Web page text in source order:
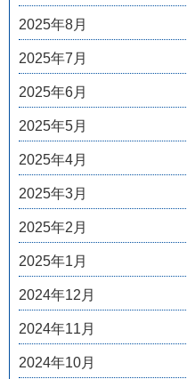
2025年8月
2025年7月
2025年6月
2025年5月
2025年4月
2025年3月
2025年2月
2025年1月
2024年12月
2024年11月
2024年10月